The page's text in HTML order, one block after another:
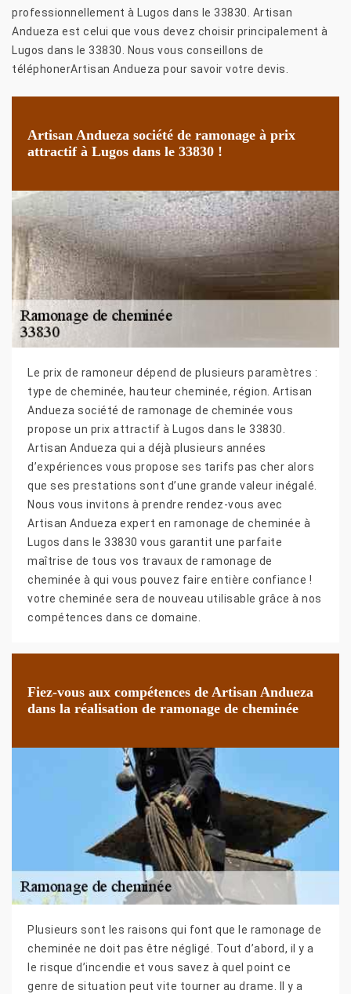
professionnellement à Lugos dans le 33830. Artisan
Andueza est celui que vous devez choisir principalement à
Lugos dans le 33830. Nous vous conseillons de
téléphonerArtisan Andueza pour savoir votre devis.
Artisan Andueza société de ramonage à prix
attractif à Lugos dans le 33830 !
Le prix de ramoneur dépend de plusieurs paramètres :
type de cheminée, hauteur cheminée, région. Artisan
Andueza société de ramonage de cheminée vous
propose un prix attractif à Lugos dans le 33830.
Artisan Andueza qui a déjà plusieurs années
d’expériences vous propose ses tarifs pas cher alors
que ses prestations sont d’une grande valeur inégalé.
Nous vous invitons à prendre rendez-vous avec
Artisan Andueza expert en ramonage de cheminée à
Lugos dans le 33830 vous garantit une parfaite
maîtrise de tous vos travaux de ramonage de
cheminée à qui vous pouvez faire entière confiance !
votre cheminée sera de nouveau utilisable grâce à nos
compétences dans ce domaine.
Fiez-vous aux compétences de Artisan Andueza
dans la réalisation de ramonage de cheminée
Plusieurs sont les raisons qui font que le ramonage de
cheminée ne doit pas être négligé. Tout d’abord, il y a
le risque d’incendie et vous savez à quel point ce
genre de situation peut vite tourner au drame. Il y a